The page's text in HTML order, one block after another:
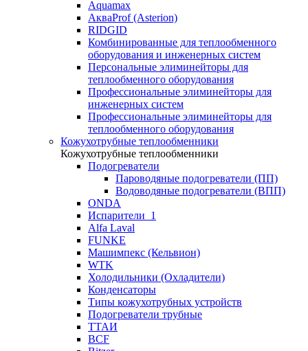
Aquamax
АкваProf (Asterion)
RIDGID
Комбинированные для теплообменного
оборудования и инженерных систем
Персональные элиминейторы для
теплообменного оборудования
Профессиональные элиминейторы для
инженерных систем
Профессиональные элиминейторы для
теплообменного оборудования
Кожухотрубные теплообменники
Кожухотрубные теплообменники
Подогреватели
Пароводяные подогреватели (ПП)
Водоводяные подогреватели (ВПП)
ONDA
Испарители_1
Alfa Laval
FUNKE
Машимпекс (Кельвион)
WTK
Холодильники (Охладители)
Конденсаторы
Типы кожухотрубных устройств
Подогреватели трубные
ТТАИ
BCF